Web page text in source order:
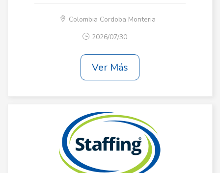
Colombia Cordoba Monteria
2026/07/30
Ver Más